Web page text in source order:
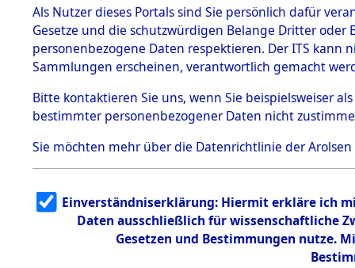
Effekten
1.2.9.1
Effekten aus
dem KZ
Dachau
1.2.9.2
Effekten aus
dem KZ
Bayerisches
1.2.9.3
Effekten aus
dem KZ
Neuengamm Einen Kommentar
Als Nutzer dieses Portals sind Sie persönlich dafür
Gesetze und die schutzwürdigen Belange Dritter
personenbezogene Daten respektieren. Der ITS
Sammlungen erscheinen, verantwortlich gemacht
Bitte kontaktieren Sie uns, wenn Sie beispielsweiser
bestimmter personenbezogener Daten nicht
Sie möchten mehr über die Datenrichtlinie der Arolsen
Einverständniserklärung: Hiermit erkläre ich
Daten ausschließlich für wissenschaftliche
Gesetzen und Bestimmungen nutze.